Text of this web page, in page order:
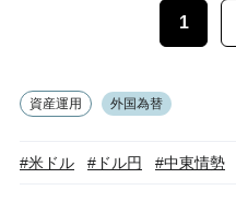
1
資産運用 外国為替
#米ドル #ドル円 #中東情勢